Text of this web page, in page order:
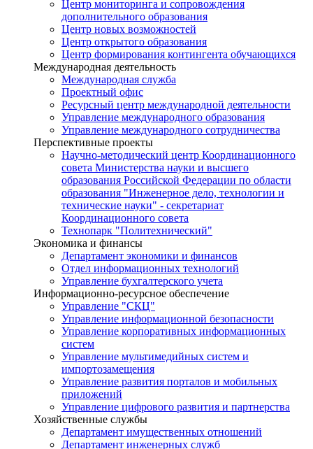
Центр мониторинга и сопровождения
дополнительного образования
Центр новых возможностей
Центр открытого образования
Центр формирования контингента обучающихся
Международная деятельность
Международная служба
Проектный офис
Ресурсный центр международной деятельности
Управление международного образования
Управление международного сотрудничества
Перспективные проекты
Научно-методический центр Координационного
совета Министерства науки и высшего
образования Российской Федерации по области
образования "Инженерное дело, технологии и
технические науки" - секретариат
Координационного совета
Технопарк "Политехнический"
Экономика и финансы
Департамент экономики и финансов
Отдел информационных технологий
Управление бухгалтерского учета
Информационно-ресурсное обеспечение
Управление "СКЦ"
Управление информационной безопасности
Управление корпоративных информационных
систем
Управление мультимедийных систем и
импортозамещения
Управление развития порталов и мобильных
приложений
Управление цифрового развития и партнерства
Хозяйственные службы
Департамент имущественных отношений
Департамент инженерных служб